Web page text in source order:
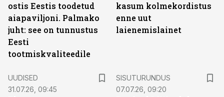
ostis Eestis toodetud
aiapaviljoni. Palmako
juht: see on tunnustus
Eesti
tootmiskvaliteedile
kasum kolmekordistus
enne uut
laienemislainet
UUDISED
31.07.26, 09:45
SISUTURUNDUS
07.07.26, 09:20